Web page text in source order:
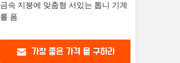
금속 지붕에 맞춤형 서있는 톱니 기계
롤 폼
가장 좋은 가격 을 구하라